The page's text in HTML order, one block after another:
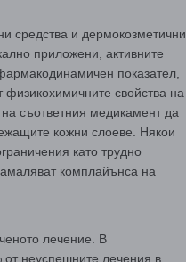
средства и дермокозметични
приложени, активните
показател,
физикохимичните свойства на
съответния медикамент да
кожни слоеве. Някои
като трудно
комплайънса на
лечение. В
от неуспешните лечения в